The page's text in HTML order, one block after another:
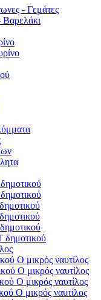
- Γεμάτες
Βαρελάκι
δημοτικού
Ο μικρός ναυτίλος
Ο μικρός ναυτίλος
Ο μικρός ναυτίλος
Ο μικρός ναυτίλος